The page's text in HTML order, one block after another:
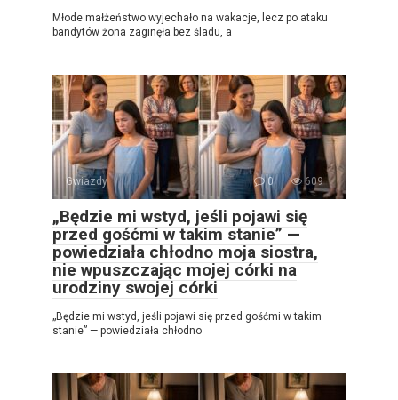
Młode małżeństwo wyjechało na wakacje, lecz po ataku
bandytów żona zaginęła bez śladu, a
Gwiazdy 0 609
„Będzie mi wstyd, jeśli pojawi się
przed gośćmi w takim stanie” —
powiedziała chłodno moja siostra,
nie wpuszczając mojej córki na
urodziny swojej córki
„Będzie mi wstyd, jeśli pojawi się przed gośćmi w takim
stanie” — powiedziała chłodno